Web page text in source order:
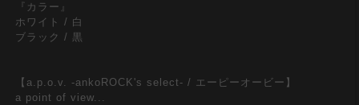
『カラー』
ホワイト / 白
ブラック / 黒
【a.p.o.v. -ankoROCK's select- / エーピーオービー】
a point of view...